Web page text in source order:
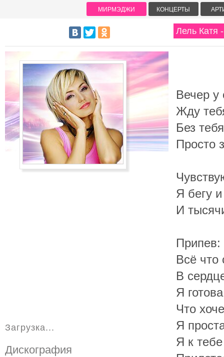
Лель Катя
Вечер у
Жду
Без
Просто
Я бегу
И
Припев:
Всё
В
Я
Что
Я
Я к
Загрузка...
Дискография
МИРМЭДЖИ КОНЦЕРТЫ